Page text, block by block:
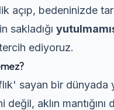
açıp, bedeninizde
sakladığı
tercih ediyoruz.
sayan bir
aklın